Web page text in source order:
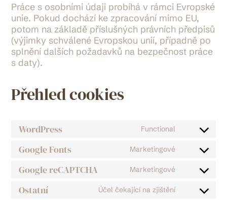
Práce s osobními údaji probíhá v rámci Evropské
unie. Pokud dochází ke zpracování mimo EU,
potom na základě příslušných právních předpisů
(výjimky schválené Evropskou unií, případně po
splnění dalších požadavků na bezpečnost práce
s daty).
Přehled cookies
WordPress Functional
Consent
service
wordpress
Google Fonts Marketingové
Consent
service
google-
Google reCAPTCHA Marketingové
Consent
service
Ostatní Účel čekající na zjištění
Consent